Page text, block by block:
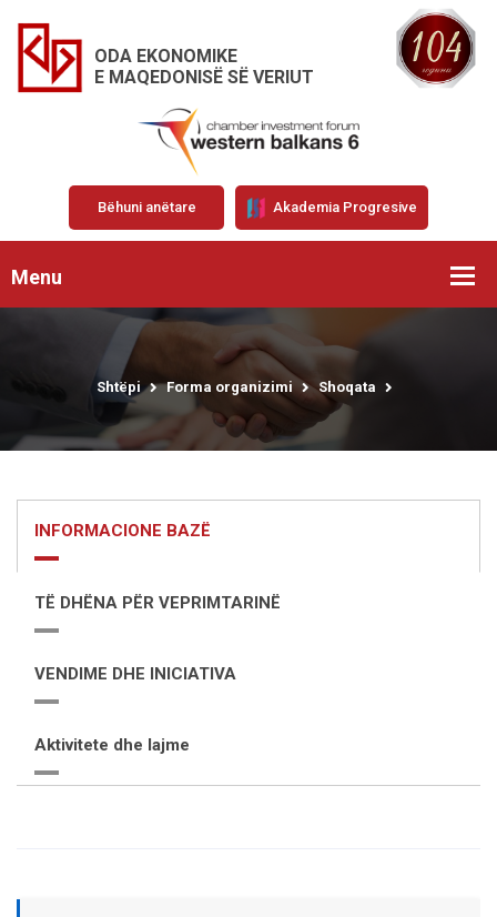
ODA EKONOMIKE
E MAQEDONISË SË VERIUT
Bëhuni anëtare Akademia Progresive
Menu
Shtëpi Forma organizimi Shoqata
INFORMACIONE BAZË
TË DHËNA PËR VEPRIMTARINË
VENDIME DHE INICIATIVA
Aktivitete dhe lajme